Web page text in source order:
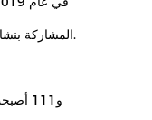
2020: المشاركة بنشاط في مختلف المعارض وأنشطة التبادل في صناعة الأغذية في الداخل والخارج، وتعزيز الوعي بالعلامة التجارية للشركة ونفوذها.